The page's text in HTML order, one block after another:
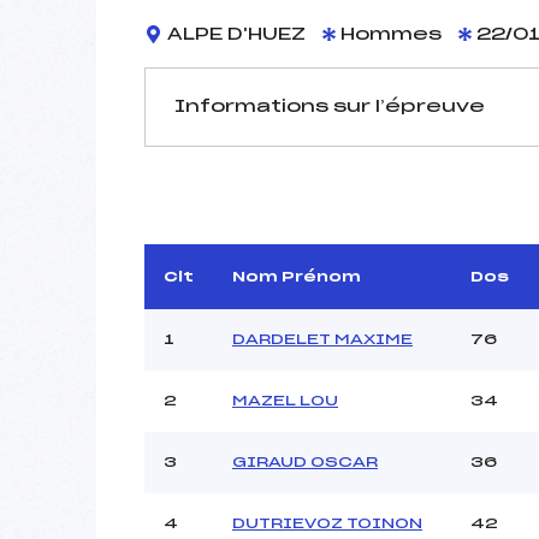
ALPE D'HUEZ Hommes 22/
Informations sur l’épreuve
Arbitre :
Assistant :
MANCHE 1
Heure de départ :
Ouvreurs A :
Clt Nom Prénom Dos
1 DARDELET MAXIME 76
2 MAZEL LOU 34
3 GIRAUD OSCAR 36
4 DUTRIEVOZ TOINON 42